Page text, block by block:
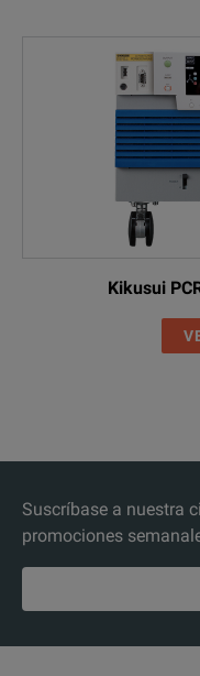
Kikusui
Suscríbase a nuestra
promociones